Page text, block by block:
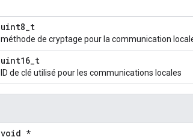
uint8_t
méthode de cryptage pour la communication
uint16_t
ID de clé utilisé pour les communications locales
void *